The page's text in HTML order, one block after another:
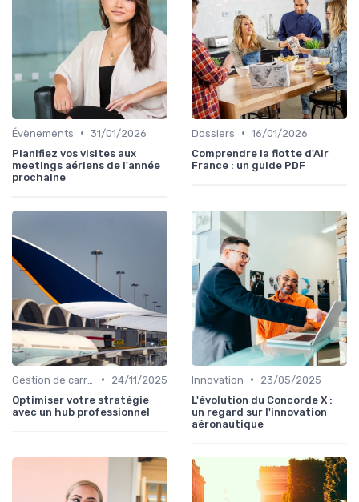
Évènements • 31/01/2026
Planifiez vos visites aux
meetings aériens de l'année
prochaine
Dossiers • 16/01/2026
Comprendre la flotte d'Air
France : un guide PDF
•
24/11/2025
Optimiser votre stratégie
avec un hub professionnel
Innovation •
23/05/2025
L'évolution du Concorde X :
un regard sur l'innovation
aéronautique